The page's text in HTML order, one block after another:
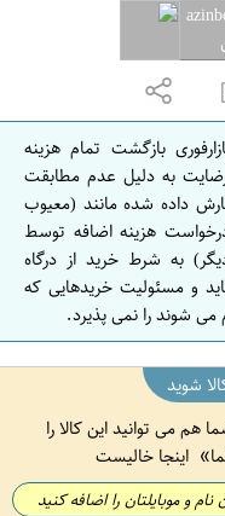
بازگشت تمام هزینه
به دلیل عدم مطابقت
داده شده مانند (معیوب
هزینه اضافه توسط
به شرط خرید از درگاه
و مسئولیت خریدهایی که
می شوند را نمی پذیرد.
شوید
هم می توانید این کالا را
اینجا خالیست
و موبایلتان را اضافه کنید